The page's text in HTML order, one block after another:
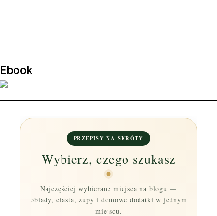
Ebook
PRZEPISY NA SKRÓTY
Wybierz, czego szukasz
Najczęściej wybierane miejsca na blogu —
obiady, ciasta, zupy i domowe dodatki w jednym
miejscu.